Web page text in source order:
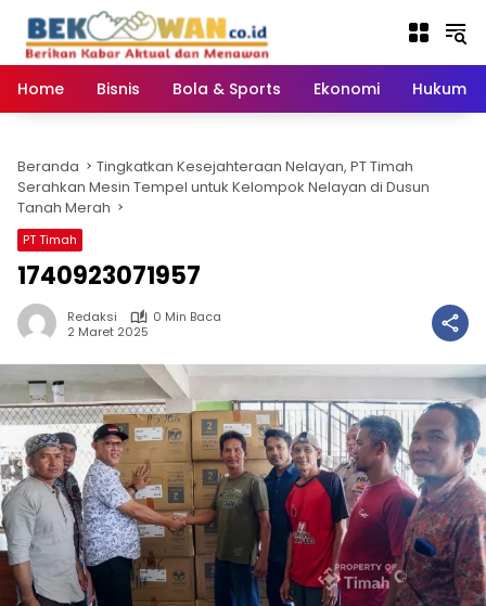
konten
Home
Bisnis Bola & Sports Ekonomi Hukum
Beranda
Tingkatkan Kesejahteraan Nelayan, PT Timah
Serahkan Mesin Tempel untuk Kelompok Nelayan di Dusun
Tanah Merah
PT Timah
1740923071957
Redaksi
0 Min Baca
2 Maret 2025